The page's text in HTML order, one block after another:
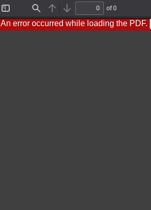
Sidebar
Find Previous
Next
of 0
An error occurred while loading the PDF.